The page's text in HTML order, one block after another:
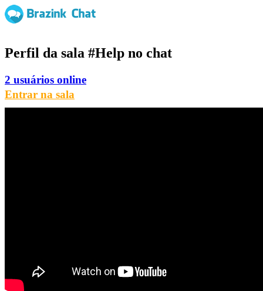
Perfil da sala #Help no chat
2 usuários online
Entrar na sala